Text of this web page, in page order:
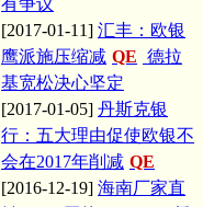
有争议
[2017-01-11] 汇丰：欧银
鹰派施压缩减 QE 德拉
基宽松决心坚定
[2017-01-05] 丹斯克银
行：五大理由促使欧银不
会在2017年削减 QE
[2016-12-19] 海南厂家直